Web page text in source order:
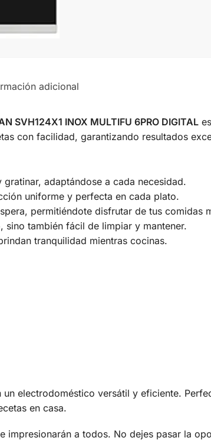
adicional
SVH124X1 INOX MULTIFU 6PRO DIGITAL
con facilidad, garantizando resultados
adaptándose a cada necesidad.
uniforme y perfecta en cada plato.
permitiéndote disfrutar de tus comidas
también fácil de limpiar y mantener.
tranquilidad mientras cocinas.
un electrodoméstico versátil y eficiente.
en casa.
a todos. No dejes pasar la